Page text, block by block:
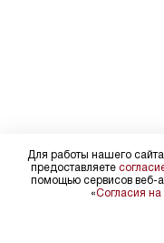
Для работы нашего
предоставляете
помощью сервисов веб-
«Согласия